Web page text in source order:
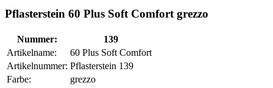
Pflasterstein 60 Plus Soft Comfort grezzo
Nummer:
139
Artikelname:
60 Plus Soft Comfort
Artikelnummer: Pflasterstein 139
Farbe:
grezzo